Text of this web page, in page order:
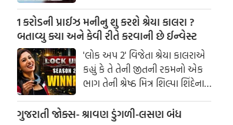
ઝી સ્ટુડિયોઝે ગુજરાતી ફિલ્મ
ઇન્ડસ્ટ્રીમાં પોતાની સત્તાવાર
એન્ટ્રીની જાહેરાત કરી છે.
1 કરોડની પ્રાઈઝ મનીનુ શુ કરશે શ્રેયા કાલરા ?
બતાવ્યુ ક્યા અને કેવી રીતે કરવાની છે ઈન્વેસ્ટ
'લોક અપ 2' વિજેતા શ્રેયા કાલરાએ
કહ્યું કે તે તેની જીતની રકમનો એક
ભાગ તેની શ્રેષ્ઠ મિત્ર શિલ્પા શિંદેના
આશ્રય ગૃહમાં દાન કરશે.
ગુજરાતી જોક્સ- શ્રાવણ ડુંગળી-લસણ બંધ